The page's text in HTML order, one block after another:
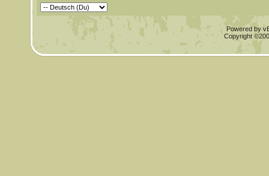
Powered by
Copyright